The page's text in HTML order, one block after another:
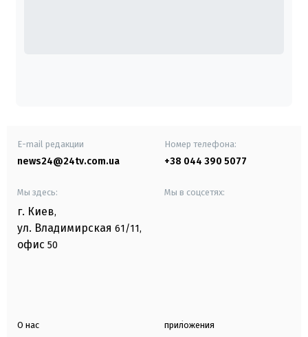
E-mail редакции
news24@24tv.com.ua
Номер телефона:
+38 044 390 5077
Мы здесь:
г. Киев,
ул. Владимирская 61/11,
офис 50
Мы в соцсетях:
О нас приложения